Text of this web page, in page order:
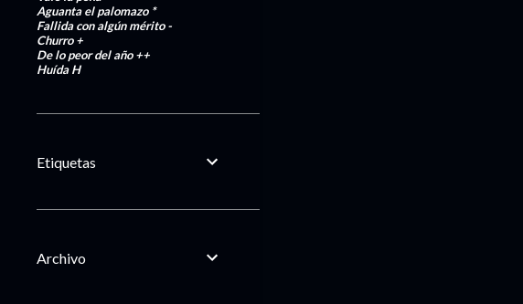
Aguanta el palomazo *
Fallida con algún mérito-
Churro+
De lo peor del año++
HuídaH
Etiquetas
Archivo